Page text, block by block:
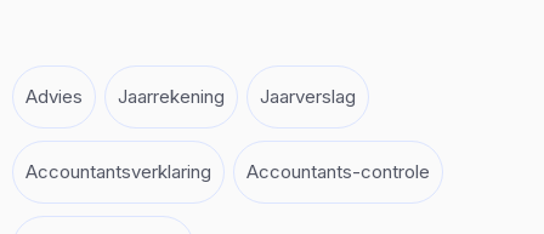
Advies Jaarrekening Jaarverslag
Accountantsverklaring Accountants-controle